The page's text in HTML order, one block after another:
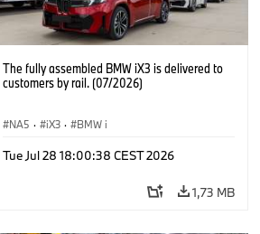
The fully assembled BMW iX3 is delivered to
customers by rail. (07/2026)
NA5 · iX3 · BMW i
Tue Jul 28 18:00:38 CEST 2026
1,73 MB